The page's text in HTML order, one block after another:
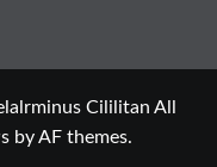
Cililitan All
by AF themes.